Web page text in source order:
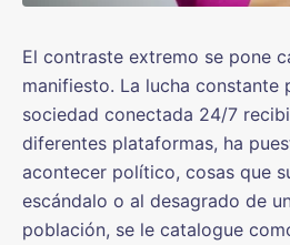
El contraste extremo se pone
manifiesto. La lucha constante
sociedad conectada 24/7
diferentes plataformas, ha
acontecer político, cosas que
escándalo o al desagrado de
población, se le catalogue